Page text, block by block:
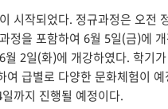
시작되었다. 정규과정은 오전
정을 포함하여 6월 5일(금)에
2일(화)에 개강하였다. 학기가
여 급별로 다양한 문화체험이 예
까지 진행될 예정이다.